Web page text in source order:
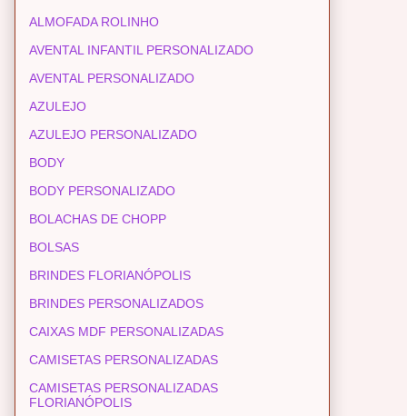
ALMOFADA ROLINHO
AVENTAL INFANTIL PERSONALIZADO
AVENTAL PERSONALIZADO
AZULEJO
AZULEJO PERSONALIZADO
BODY
BODY PERSONALIZADO
BOLACHAS DE CHOPP
BOLSAS
BRINDES FLORIANÓPOLIS
BRINDES PERSONALIZADOS
CAIXAS MDF PERSONALIZADAS
CAMISETAS PERSONALIZADAS
CAMISETAS PERSONALIZADAS
FLORIANÓPOLIS